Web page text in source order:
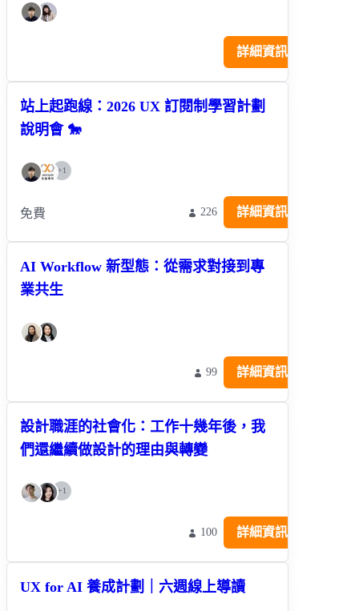
詳細資訊
站上起跑線：2026 UX 訂閱制學習計劃
說明會 🐎
+1
免費 226 詳細資訊
AI Workflow 新型態：從需求對接到專
業共生
99 詳細資訊
設計職涯的社會化：工作十幾年後，我
們還繼續做設計的理由與轉變
+1
100 詳細資訊
UX for AI 養成計劃｜六週線上導讀